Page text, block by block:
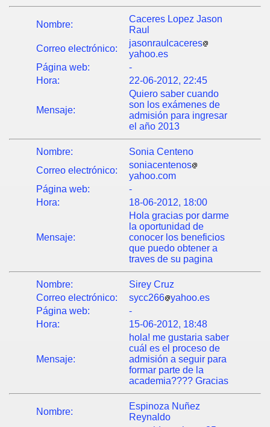
Nombre:
Caceres Lopez Jason
Raul
Correo electrónico:
jasonraulcaceres
yahoo.es
Página web:
-
Hora:
22-06-2012, 22:45
Mensaje:
Quiero saber cuando
son los exámenes de
admisión para ingresar
el año 2013
Nombre:
Sonia Centeno
Correo electrónico:
soniacentenos
yahoo.com
Página web:
-
Hora:
18-06-2012, 18:00
Mensaje:
Hola gracias por darme
la oportunidad de
conocer los beneficios
que puedo obtener a
traves de su pagina
Nombre:
Sirey Cruz
Correo electrónico:
sycc266 yahoo.es
Página web:
-
Hora:
15-06-2012, 18:48
Mensaje:
hola! me gustaria saber
cuál es el proceso de
admisión a seguir para
formar parte de la
academia???? Gracias
Nombre:
Espinoza Nuñez
Reynaldo